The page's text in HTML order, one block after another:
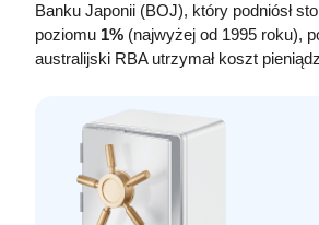
Banku Japonii (BOJ), który podniósł
poziomu 1% (najwyżej od 1995 roku),
australijski RBA utrzymał koszt